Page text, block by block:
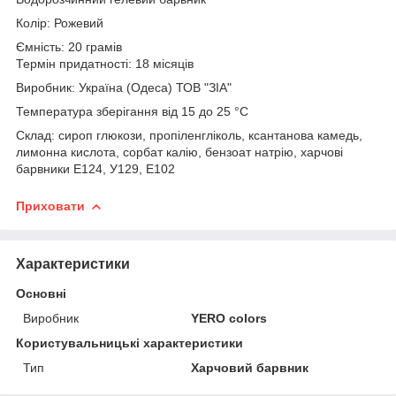
Колір: Рожевий
Ємність: 20 грамів
Термін придатності: 18 місяців
Виробник: Україна (Одеса) ТОВ "ЗІА"
Температура зберігання від 15 до 25 °C
Склад: сироп глюкози, пропіленгліколь, ксантанова камедь,
лимонна кислота, сорбат калію, бензоат натрію, харчові
барвники Е124, У129, Е102
Приховати
Характеристики
Основні
Виробник
YERO colors
Користувальницькі характеристики
Тип
Харчовий барвник